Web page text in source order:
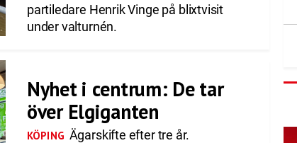
partiledare Henrik Vinge på blixtvisit
under valturnén.
Nyhet i centrum: De tar
över Elgiganten
KÖPING Ägarskifte efter tre år.